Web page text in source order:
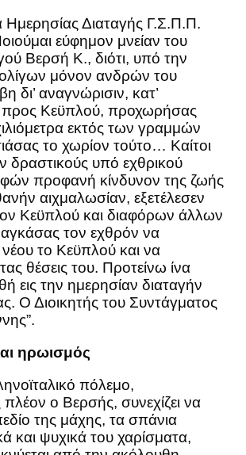
Διαταγής Γ.Σ.Π.Π.
εύφημον μνείαν του
Βερσή Κ., διότι, υπό την
μόνον ανδρών του
δι’ αναγνώρισιν, κατ’
προς Κεϋπλού, προχωρήσας
εκτός των γραμμών
το χωρίον τούτο… Καίτοι
δραστικούς υπό εχθρικού
προφανή κίνδυνον της ζωής
αιχμαλωσίαν, εξετέλεσεν
Κεϋπλού και διαφόρων άλλων
τον εχθρόν να
νέου το Κεϋπλού και να
θέσεις του. Προτείνω ίνα
εις την ημερησίαν διαταγήν
Ο Διοικητής του Συντάγματος
ηρωισμός
πόλεμο,
ο Βερσής, συνεχίζει να
της μάχης, τα σπάνια
και ψυχικά του χαρίσματα,